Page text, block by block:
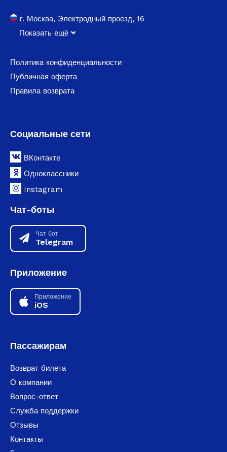
г. Москва, Электродный проезд, 16
Показать ещё
Политика конфиденциальности
Публичная оферта
Правила возврата
Социальные сети
ВКонтакте
Одноклассники
Instagram
Чат-боты
Чат бот
Telegram
Приложение
Приложение
iOS
Пассажирам
Возврат билета
О компании
Вопрос-ответ
Служба поддержки
Отзывы
Контакты